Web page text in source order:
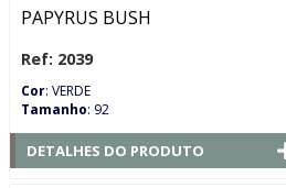
PAPYRUS BUSH
Ref: 2039
Cor: VERDE
Tamanho: 92
DETALHES DO PRODUTO